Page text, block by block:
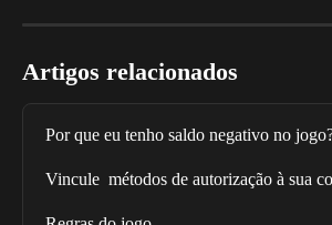
Artigos relacionados
Por que eu tenho saldo negativo no
Vincule  métodos de autorização à sua